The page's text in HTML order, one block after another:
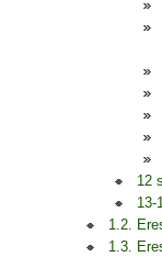
12
13-
1.2.
1.3.